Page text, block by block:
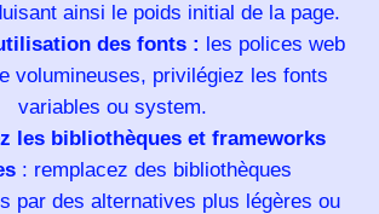
ainsi le poids initial de la page.
des fonts : les polices web
volumineuses, privilégiez les fonts
variables ou system.
les bibliothèques et frameworks
: remplacez des bibliothèques
par des alternatives plus légères ou